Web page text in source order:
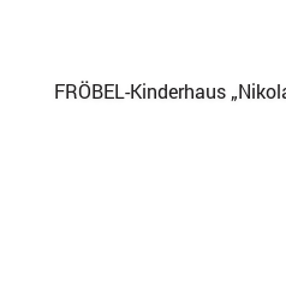
FRÖBEL-Kinderhaus